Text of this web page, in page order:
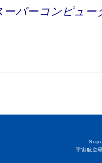
ーパーコンピュー
宇宙航空